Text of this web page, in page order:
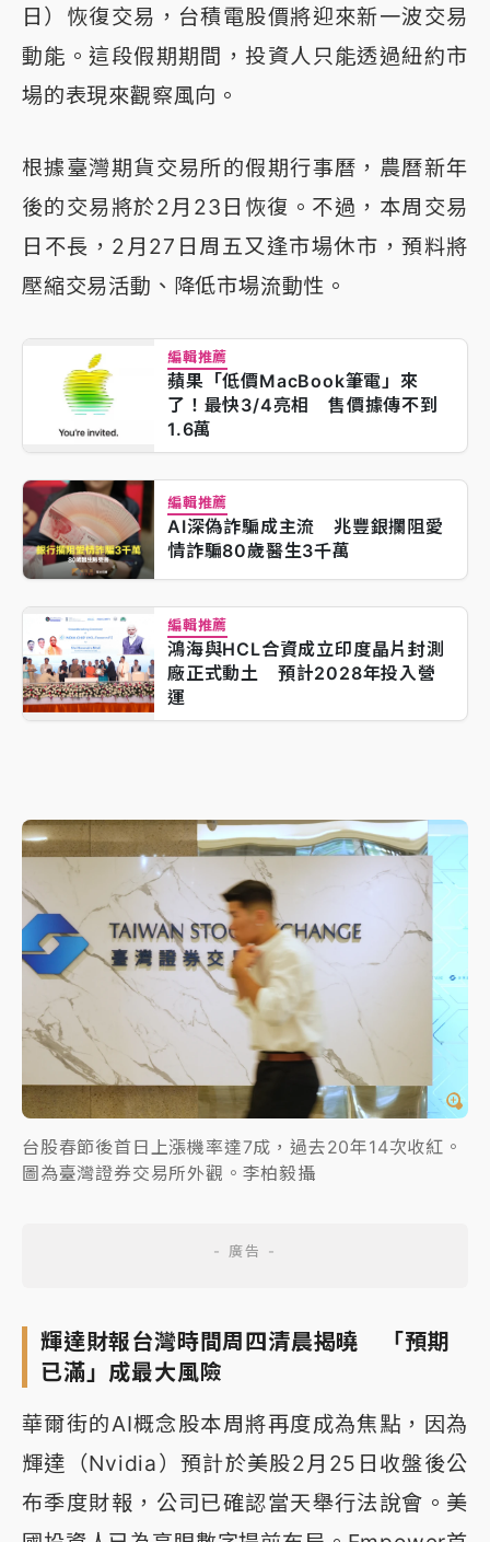
日）恢復交易，台積電股價將迎來新一波交易
動能。這段假期期間，投資人只能透過紐約市
場的表現來觀察風向。
根據臺灣期貨交易所的假期行事曆，農曆新年
後的交易將於2月23日恢復。不過，本周交易
日不長，2月27日周五又逢市場休市，預料將
壓縮交易活動、降低市場流動性。
編輯推薦
蘋果「低價MacBook筆電」來
了！最快3/4亮相 售價據傳不到
1.6萬
編輯推薦
AI深偽詐騙成主流 兆豐銀攔阻愛
情詐騙80歲醫生3千萬
編輯推薦
鴻海與HCL合資成立印度晶片封測
廠正式動土 預計2028年投入營
運
台股春節後首日上漲機率達7成，過去20年14次收紅。
圖為臺灣證券交易所外觀。李柏毅攝
輝達財報台灣時間周四清晨揭曉 「預期
已滿」成最大風險
華爾街的AI概念股本周將再度成為焦點，因為
輝達（Nvidia）預計於美股2月25日收盤後公
布季度財報，公司已確認當天舉行法說會。美